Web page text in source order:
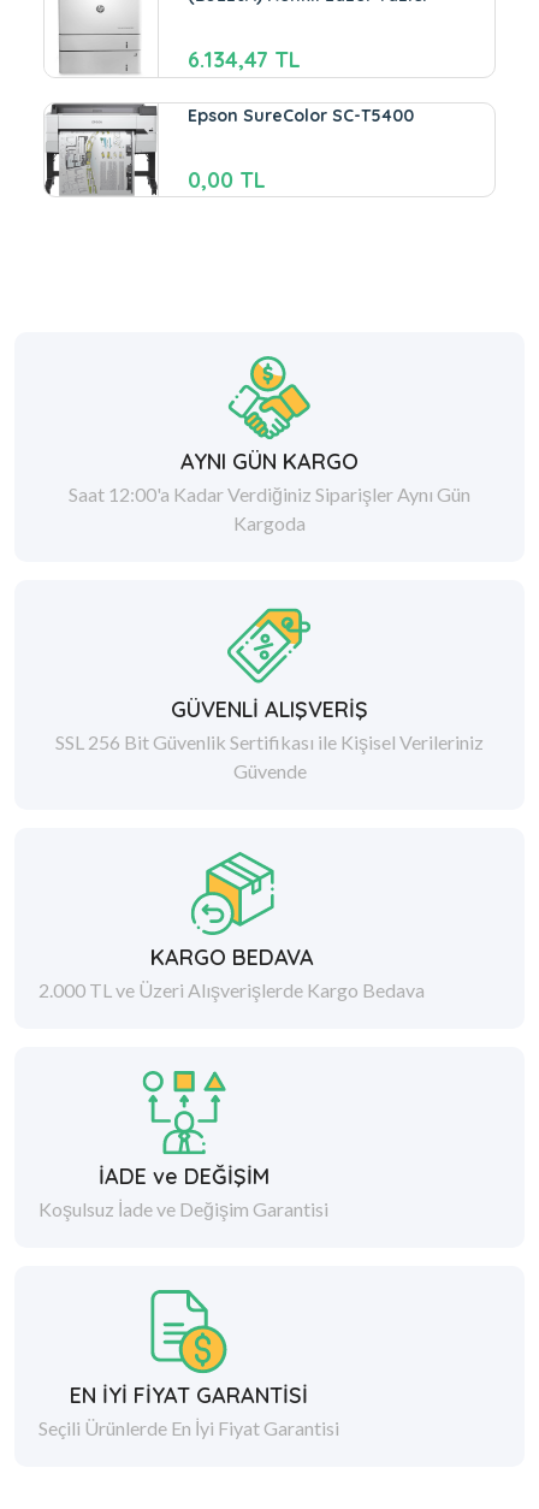
6.134,47 TL
Epson SureColor SC-T5400
0,00 TL
AYNI GÜN KARGO
Saat 12:00'a Kadar Verdiğiniz Siparişler Aynı Gün
Kargoda
GÜVENLİ ALIŞVERİŞ
SSL 256 Bit Güvenlik Sertifikası ile Kişisel Verileriniz
Güvende
KARGO BEDAVA
2.000 TL ve Üzeri Alışverişlerde Kargo Bedava
İADE ve DEĞİŞİM
Koşulsuz İade ve Değişim Garantisi
EN İYİ FİYAT GARANTİSİ
Seçili Ürünlerde En İyi Fiyat Garantisi